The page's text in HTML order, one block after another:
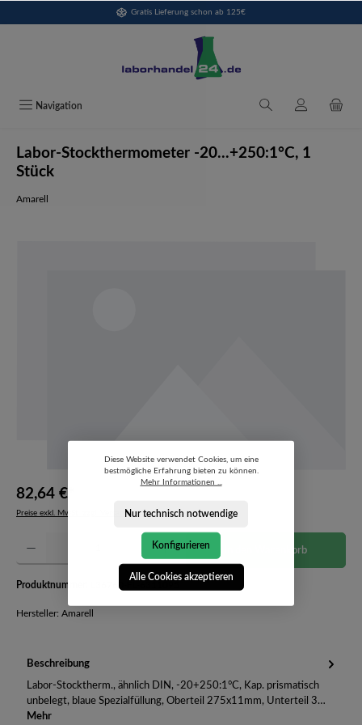
Gratis Lieferung schon ab 125€
Navigation
Labor-Stockthermometer -20...+250:1°C, 1
Stück
Amarell
82,64 €*
Preise exkl. MwSt. zzgl. Versandkosten
Produkt Anzahl: Gib den gewünschten Wert ein oder benutze die Schaltflächen um die
In den Warenkorb
Produktnummer: L36760-FL-6311095
Hersteller: Amarell
Beschreibung
Labor-Stocktherm., ähnlich DIN, -20+250:1°C, Kap. prismatisch
unbelegt, blaue Spezialfüllung, Oberteil 275x11mm, Unterteil 3…
Mehr
Diese Website verwendet Cookies, um eine
bestmögliche Erfahrung bieten zu können.
Mehr Informationen ...
Nur technisch notwendige
Konfigurieren
Alle Cookies akzeptieren